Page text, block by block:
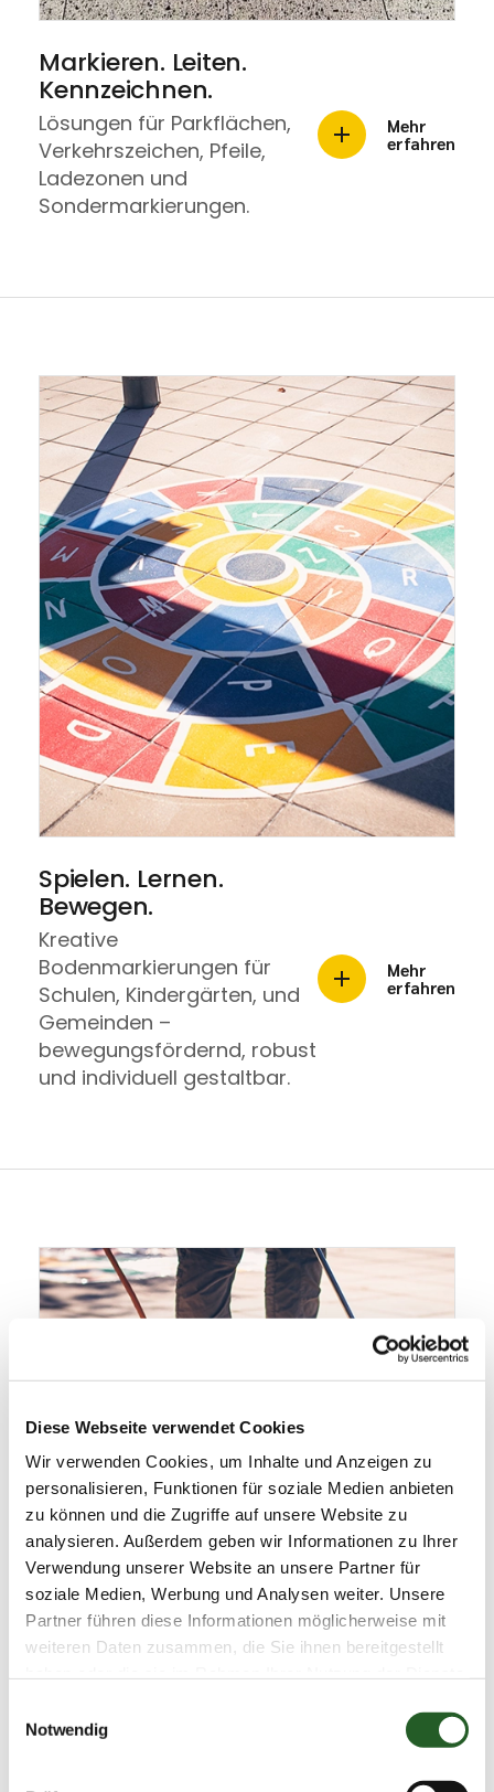
Diese Webseite verwendet Cookies
Wir verwenden Cookies, um Inhalte und Anzeigen zu
personalisieren, Funktionen für soziale Medien anbieten
zu können und die Zugriffe auf unsere Website zu
analysieren. Außerdem geben wir Informationen zu Ihrer
Verwendung unserer Website an unsere Partner für
soziale Medien, Werbung und Analysen weiter. Unsere
Partner führen diese Informationen möglicherweise mit
weiteren Daten zusammen, die Sie ihnen bereitgestellt
Notwendig
Markieren. Leiten.
Kennzeichnen.
Lösungen für Parkflächen,
Verkehrszeichen, Pfeile,
Ladezonen und
Sondermarkierungen.
Mehr
erfahren
Spielen. Lernen.
Bewegen.
Kreative
Bodenmarkierungen für
Schulen, Kindergärten, und
Gemeinden –
bewegungsfördernd, robust
und individuell gestaltbar.
Mehr
erfahren